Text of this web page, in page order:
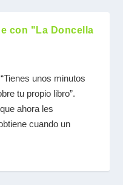
con "La Doncella
unos minutos
tu propio libro”.
ahora les
cuando un